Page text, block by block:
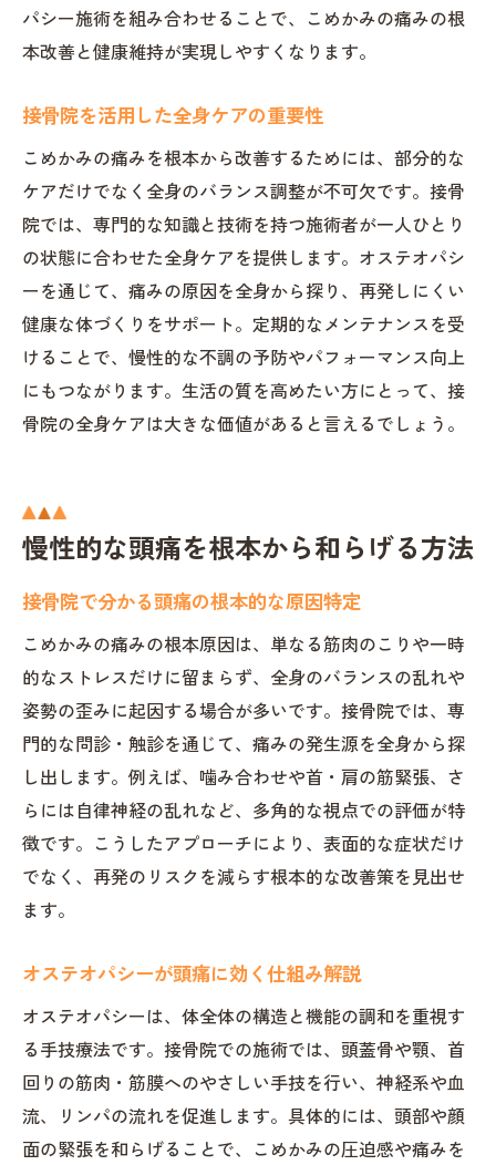
パシー施術を組み合わせることで、こめかみの痛みの根
本改善と健康維持が実現しやすくなります。
接骨院を活用した全身ケアの重要性
こめかみの痛みを根本から改善するためには、部分的な
ケアだけでなく全身のバランス調整が不可欠です。接骨
院では、専門的な知識と技術を持つ施術者が一人ひとり
の状態に合わせた全身ケアを提供します。オステオパシ
ーを通じて、痛みの原因を全身から探り、再発しにくい
健康な体づくりをサポート。定期的なメンテナンスを受
けることで、慢性的な不調の予防やパフォーマンス向上
にもつながります。生活の質を高めたい方にとって、接
骨院の全身ケアは大きな価値があると言えるでしょう。
慢性的な頭痛を根本から和らげる方法
接骨院で分かる頭痛の根本的な原因特定
こめかみの痛みの根本原因は、単なる筋肉のこりや一時
的なストレスだけに留まらず、全身のバランスの乱れや
姿勢の歪みに起因する場合が多いです。接骨院では、専
門的な問診・触診を通じて、痛みの発生源を全身から探
し出します。例えば、噛み合わせや首・肩の筋緊張、さ
らには自律神経の乱れなど、多角的な視点での評価が特
徴です。こうしたアプローチにより、表面的な症状だけ
でなく、再発のリスクを減らす根本的な改善策を見出せ
ます。
オステオパシーが頭痛に効く仕組み解説
オステオパシーは、体全体の構造と機能の調和を重視す
る手技療法です。接骨院での施術では、頭蓋骨や顎、首
回りの筋肉・筋膜へのやさしい手技を行い、神経系や血
流、リンパの流れを促進します。具体的には、頭部や顔
面の緊張を和らげることで、こめかみの圧迫感や痛みを